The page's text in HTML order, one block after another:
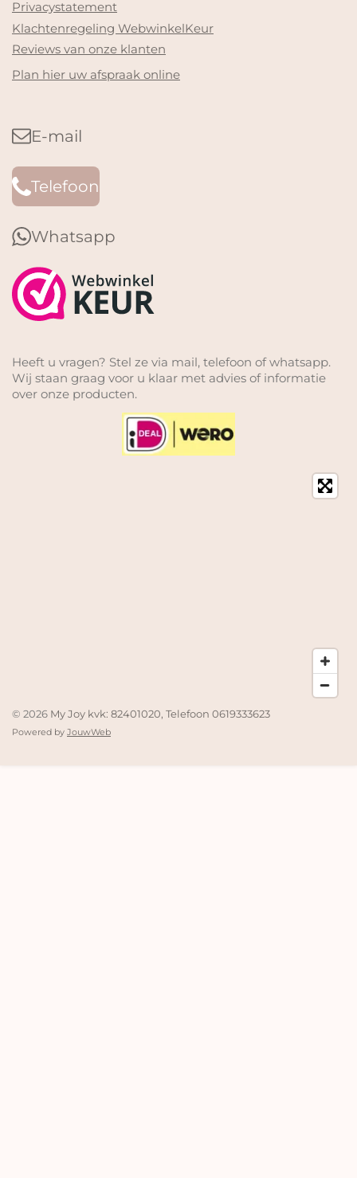
Privacystatement
Klachtenregeling WebwinkelKeur
Reviews van onze klanten
Plan hier uw afspraak online
E-mail
Telefoon
Whatsapp
Heeft u vragen? Stel ze via mail, telefoon of whatsapp.
Wij staan graag voor u klaar met advies of informatie
over onze producten.
© 2026 My Joy kvk: 82401020, Telefoon 0619333623
Powered by JouwWeb